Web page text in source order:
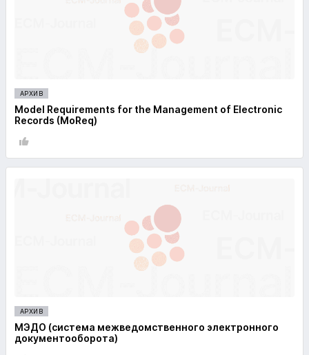
АРХИВ
Model Requirements for the Management of Electronic
Records (MoReq)
АРХИВ
МЭДО (система межведомственного электронного
документооборота)